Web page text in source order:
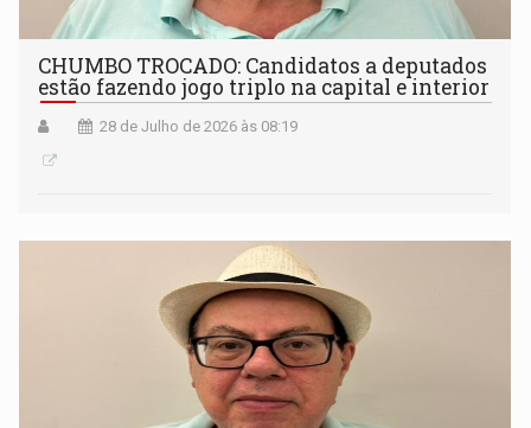
CHUMBO TROCADO: Candidatos a deputados
estão fazendo jogo triplo na capital e interior
28 de Julho de 2026 às 08:19